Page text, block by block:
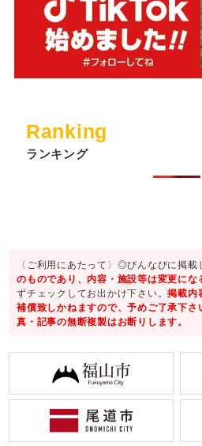
Ranking
ランキング
〈ご利用にあたって〉◎びんなびに掲載
のものであり、内容・施設等は変更に
ずチェックしてお出かけ下さい。掲載内
補償致しかねますので、予めご了承下さ
真・記事の無断複製はお断りします。